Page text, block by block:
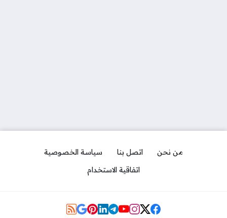
من نحن اتصل بنا
سياسة الخصوصية
اتفاقية الاستخدام
Social Links